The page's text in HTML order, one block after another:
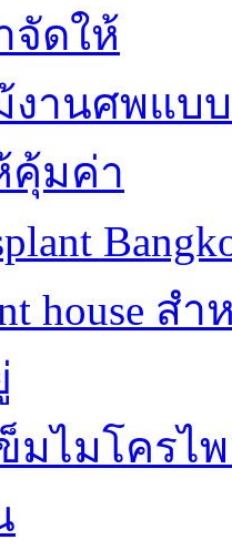
จัดให้
งานศพแบ
คุ้มค่า
house
มไมโคร